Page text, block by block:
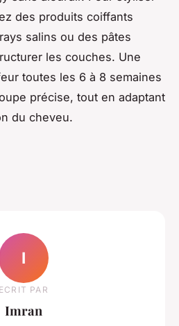
des produits coiffants
salins ou des pâtes
les couches. Une
toutes les 6 à 8 semaines
précise, tout en adaptant
du cheveu.
I
ECRIT PAR
Imran